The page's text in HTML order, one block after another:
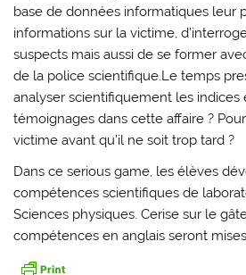
base de données informatiques leur
informations sur la victime,
suspects mais aussi de se former
de la police scientifique.Le temps
analyser scientifiquement les indices
témoignages dans cette affaire ?
victime avant qu’il ne soit trop tard ?
Dans ce serious game, les élèves
compétences scientifiques de
Sciences physiques. Cerise sur le
compétences en anglais seront